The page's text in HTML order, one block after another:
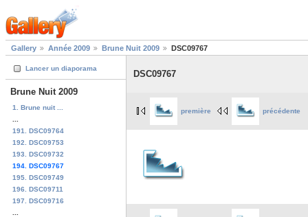
Gallery Année 2009 Brune Nuit 2009 DSC09767
Lancer un diaporama
Brune Nuit 2009
1. Brune nuit ...
191. DSC09764
192. DSC09753
193. DSC09732
194. DSC09767
195. DSC09749
196. DSC09711
197. DSC09716
DSC09767
première précédente